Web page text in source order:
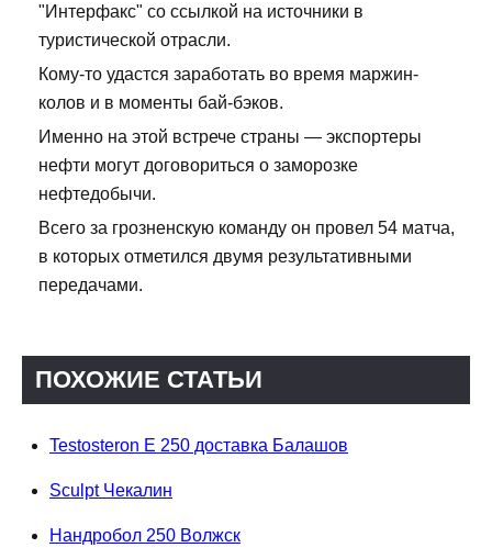
"Интерфакс" со ссылкой на источники в
туристической отрасли.
Кому-то удастся заработать во время маржин-
колов и в моменты бай-бэков.
Именно на этой встрече страны — экспортеры
нефти могут договориться о заморозке
нефтедобычи.
Всего за грозненскую команду он провел 54 матча,
в которых отметился двумя результативными
передачами.
ПОХОЖИЕ СТАТЬИ
Testosteron E 250 доставка Балашов
Sculpt Чекалин
Нандробол 250 Волжск